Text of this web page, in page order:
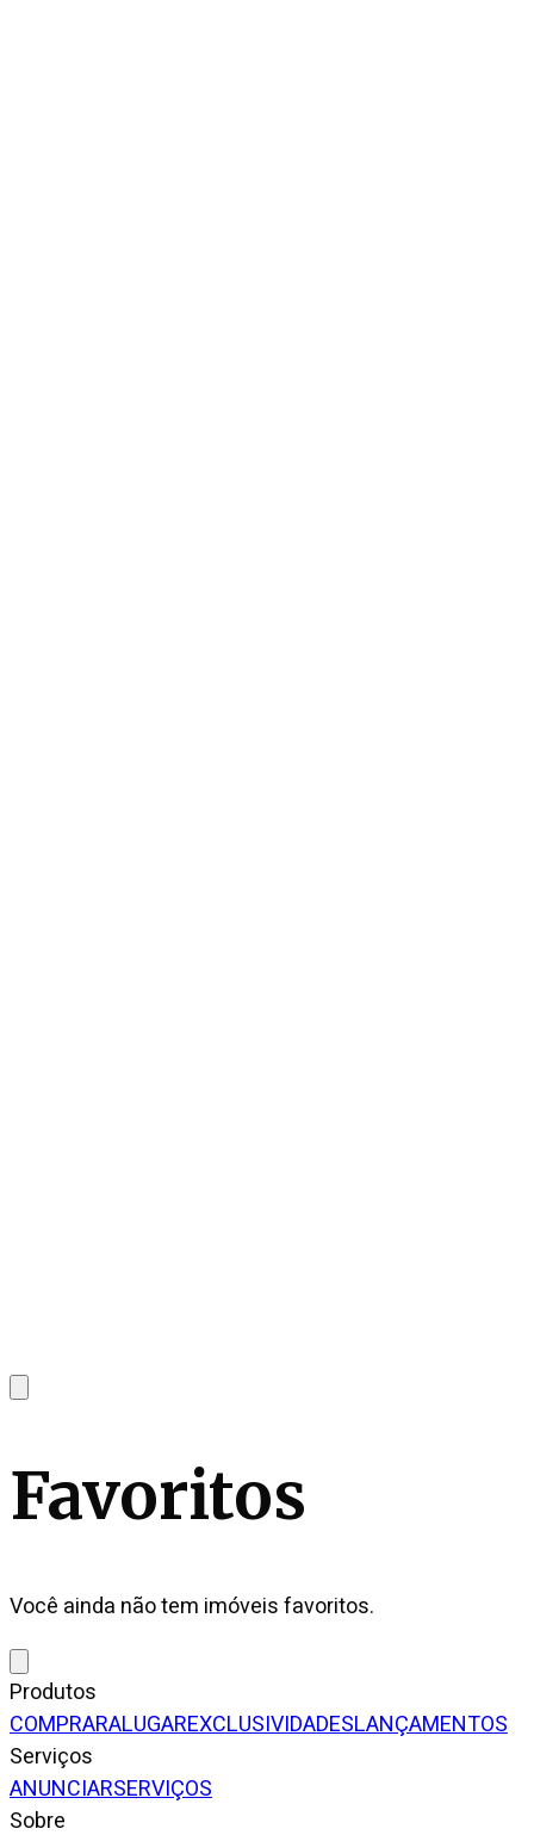
Favoritos
Você ainda não tem imóveis favoritos.
Produtos
COMPRARALUGAREXCLUSIVIDADESLANÇAMENTOS
Serviços
ANUNCIARSERVIÇOS
Sobre